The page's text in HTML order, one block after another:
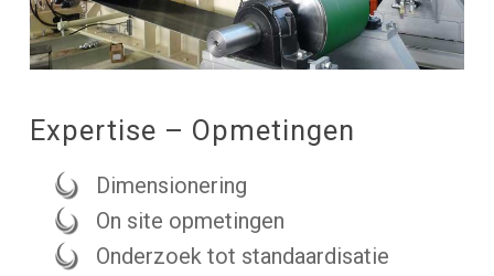
Expertise – Opmetingen
Dimensionering
On site opmetingen
Onderzoek tot standaardisatie